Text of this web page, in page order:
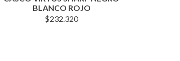
BLANCO ROJO
$232.320